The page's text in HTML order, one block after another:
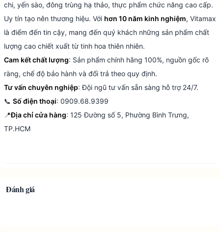
chi, yến sào, đông trùng hạ thảo, thực phẩm chức năng cao cấp.
Uy tín tạo nên thương hiệu. Với hơn 10 năm kinh nghiệm, Vitamax
là điểm đến tin cậy, mang đến quý khách những sản phẩm chất
lượng cao chiết xuất từ tinh hoa thiên nhiên.
Cam kết chất lượng: Sản phẩm chính hãng 100%, nguồn gốc rõ
ràng, chế độ bảo hành và đổi trả theo quy định.
Tư vấn chuyên nghiệp: Đội ngũ tư vấn sẵn sàng hỗ trợ 24/7.
📞 Số điện thoại: 0909.68.9399
📍Địa chỉ cửa hàng: 125 Đường số 5, Phường Bình Trưng,
TP.HCM
Đánh giá